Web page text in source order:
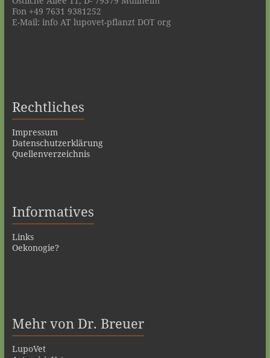
Fon +49 7631 9381252
E-Mail: info AT lupovet-pflanzt DOT org
Rechtliches
Impressum
Datenschutzerklärung
Quellenverzeichnis
Informatives
Links
Oekonogie?
Mehr von Dr. Breuer
LupoVet